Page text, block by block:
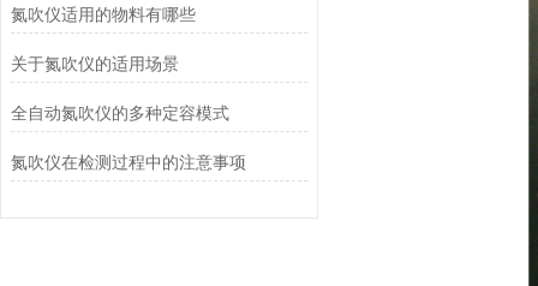
氮吹仪适用的物料有哪些
关于氮吹仪的适用场景
全自动氮吹仪的多种定容模式
氮吹仪在检测过程中的注意事项